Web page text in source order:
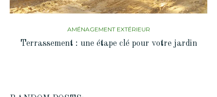
AMÉNAGEMENT EXTÉRIEUR
Terrassement : une étape clé pour votre jardin